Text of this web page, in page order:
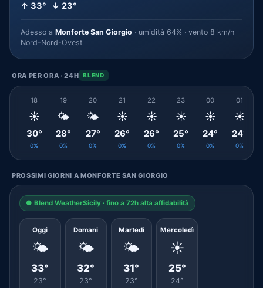
↑ 33° ↓ 23°
Adesso a Monforte San Giorgio · umidità 64% · vento 8 km/h
Nord-Nord-Ovest
ORA PER ORA · 24H BLEND
18
☀️
30°
0%
19
🌤️
28°
0%
20
🌤️
27°
0%
21
☀️
26°
0%
22
☀️
26°
0%
23
☀️
25°
0%
00
☀️
24°
0%
01
☀️
24°
0%
PROSSIMI GIORNI A MONFORTE SAN GIORGIO
● Blend WeatherSicily · fino a 72h alta affidabilità
Oggi
🌤️
33°
23°
Domani
🌤️
32°
23°
Martedì
🌤️
31°
23°
Mercoledì
☀️
25°
24°